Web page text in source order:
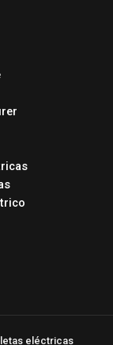
eléctricas